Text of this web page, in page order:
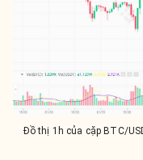
Đồ thị 1h của cặp BTC/